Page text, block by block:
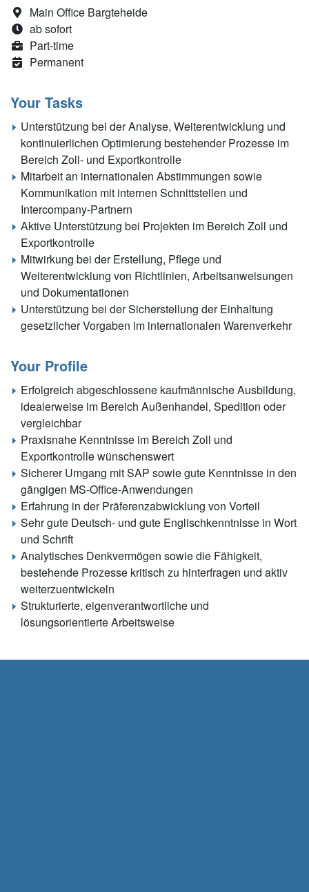
Main Office Bargteheide
ab sofort
Part-time
Permanent
Your Tasks
Unterstützung bei der Analyse, Weiterentwicklung und
kontinuierlichen Optimierung bestehender Prozesse im
Bereich Zoll- und Exportkontrolle
Mitarbeit an internationalen Abstimmungen sowie
Kommunikation mit internen Schnittstellen und
Intercompany-Partnern
Aktive Unterstützung bei Projekten im Bereich Zoll und
Exportkontrolle
Mitwirkung bei der Erstellung, Pflege und
Weiterentwicklung von Richtlinien, Arbeitsanweisungen
und Dokumentationen
Unterstützung bei der Sicherstellung der Einhaltung
gesetzlicher Vorgaben im internationalen Warenverkehr
Your Profile
Erfolgreich abgeschlossene kaufmännische Ausbildung,
idealerweise im Bereich Außenhandel, Spedition oder
vergleichbar
Praxisnahe Kenntnisse im Bereich Zoll und
Exportkontrolle wünschenswert
Sicherer Umgang mit SAP sowie gute Kenntnisse in den
gängigen MS-Office-Anwendungen
Erfahrung in der Präferenzabwicklung von Vorteil
Sehr gute Deutsch- und gute Englischkenntnisse in Wort
und Schrift
Analytisches Denkvermögen sowie die Fähigkeit,
bestehende Prozesse kritisch zu hinterfragen und aktiv
weiterzuentwickeln
Strukturierte, eigenverantwortliche und
lösungsorientierte Arbeitsweise